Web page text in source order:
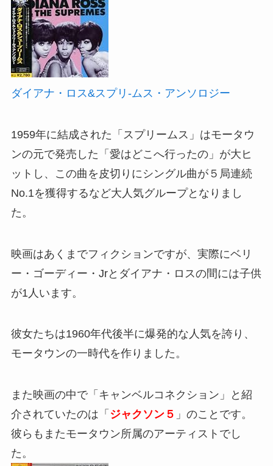
ダイアナ・ロス&スプリ-ムス・アンソロジー
1959年に結成された「スプリームス」はモータウ
ンの元で発売した「愛はどこへ行ったの」が大ヒ
ットし、この曲を皮切りにシングル曲が５局連続
No.1を獲得するなど大人気グループとなりまし
た。
映画はあくまでフィクションですが、実際にベリ
ー・ゴーディー・Jrとダイアナ・ロスの間には子供
が1人います。
彼女たちは1960年代後半に爆発的な人気を誇り、
モータウンの一時代を作りました。
また映画の中で「キャンベルコネクション」と紹
介されていたのは「 ジャクソン５ 」のことです。
彼らもまたモータウン所属のアーティストでし
た。